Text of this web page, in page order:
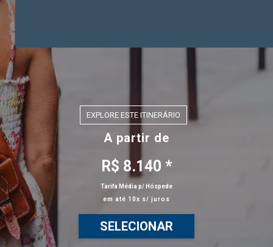
EXPLORE ESTE ITINERÁRIO
A partir de
R$ 8.140 *
Tarifa Média p/ Hóspede
em até 10x s/ juros
SELECIONAR